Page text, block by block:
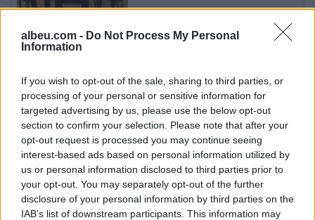
albeu.com - Do Not Process My Personal
Information
If you wish to opt-out of the sale, sharing to third parties, or
processing of your personal or sensitive information for
targeted advertising by us, please use the below opt-out
section to confirm your selection. Please note that after your
opt-out request is processed you may continue seeing
interest-based ads based on personal information utilized by
us or personal information disclosed to third parties prior to
your opt-out. You may separately opt-out of the further
disclosure of your personal information by third parties on the
IAB’s list of downstream participants. This information may
SafeJournalists kundërshton
kufizimet ndaj gazetarëve dhe
informimit publik